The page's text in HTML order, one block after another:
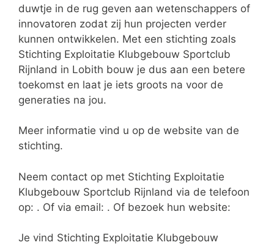
duwtje in de rug geven aan wetenschappers of
innovatoren zodat zij hun projecten verder
kunnen ontwikkelen. Met een stichting zoals
Stichting Exploitatie Klubgebouw Sportclub
Rijnland in Lobith bouw je dus aan een betere
toekomst en laat je iets groots na voor de
generaties na jou.
Meer informatie vind u op de website van de
stichting.
Neem contact op met Stichting Exploitatie
Klubgebouw Sportclub Rijnland via de telefoon
op: . Of via email: . Of bezoek hun website:
Je vind Stichting Exploitatie Klubgebouw